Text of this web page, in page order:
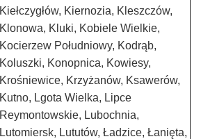
Kiełczygłów, Kiernozia, Kleszczów,
Klonowa, Kluki, Kobiele Wielkie,
Kocierzew Południowy, Kodrąb,
Koluszki, Konopnica, Kowiesy,
Krośniewice, Krzyżanów, Ksawerów,
Kutno, Lgota Wielka, Lipce
Reymontowskie, Lubochnia,
Lutomiersk, Lututów, Ładzice, Łanięta,